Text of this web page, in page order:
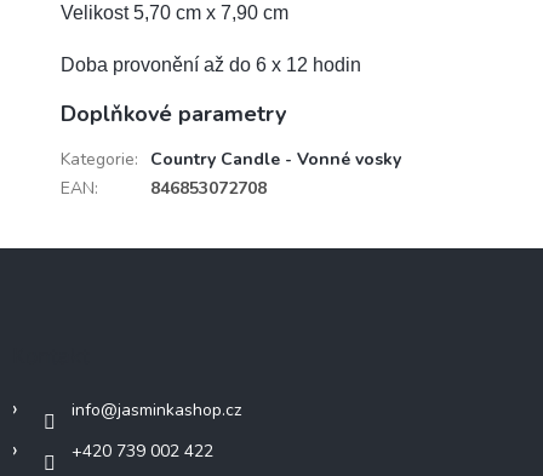
Velikost 5,70 cm x 7,90 cm
Doba provonění až do 6 x 12 hodin
Doplňkové parametry
Kategorie:
Country Candle - Vonné vosky
EAN: 846853072708
info@jasminkashop.cz
+420 739 002 422